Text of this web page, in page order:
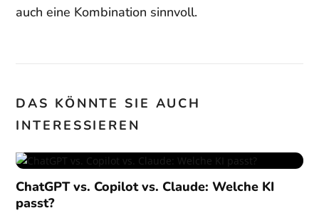
auch eine Kombination sinnvoll.
DAS KÖNNTE SIE AUCH
INTERESSIEREN
ChatGPT vs. Copilot vs. Claude: Welche KI
passt?